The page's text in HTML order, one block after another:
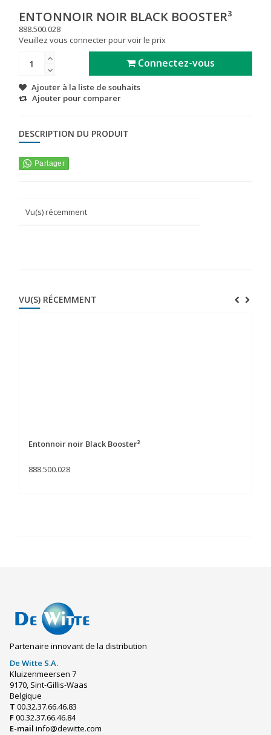
ENTONNOIR NOIR BLACK BOOSTER³
888.500.028
Veuillez vous connecter pour voir le prix
Connectez-vous
Ajouter à la liste de souhaits
Ajouter pour comparer
DESCRIPTION DU PRODUIT
Vu(s) récemment
VU(S) RÉCEMMENT
Entonnoir noir Black Booster³
888.500.028
Partenaire innovant de la distribution
De Witte S.A.
Kluizenmeersen 7
9170, Sint-Gillis-Waas
Belgique
T 00.32.37.66.46.83
F00.32.37.66.46.84
E-mail info@dewitte.com